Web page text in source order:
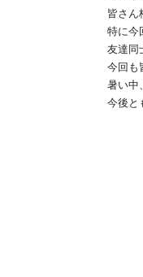
皆さん
特に今
友達同
今回も
暑い中
今後と